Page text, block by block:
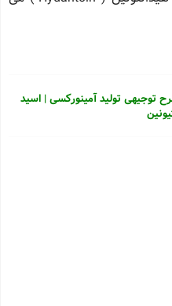
توجیهی تولید آمینورکسی | اسید